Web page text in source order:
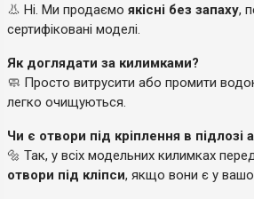
👃 Ні. Ми продаємо якісні без запаху,
сертифіковані моделі.
Як доглядати за килимками?
🧼 Просто витрусити або промити
легко очищуються.
Чи є отвори під кріплення в підлозі
🔩 Так, у всіх модельних килимках
отвори під кліпси, якщо вони є у